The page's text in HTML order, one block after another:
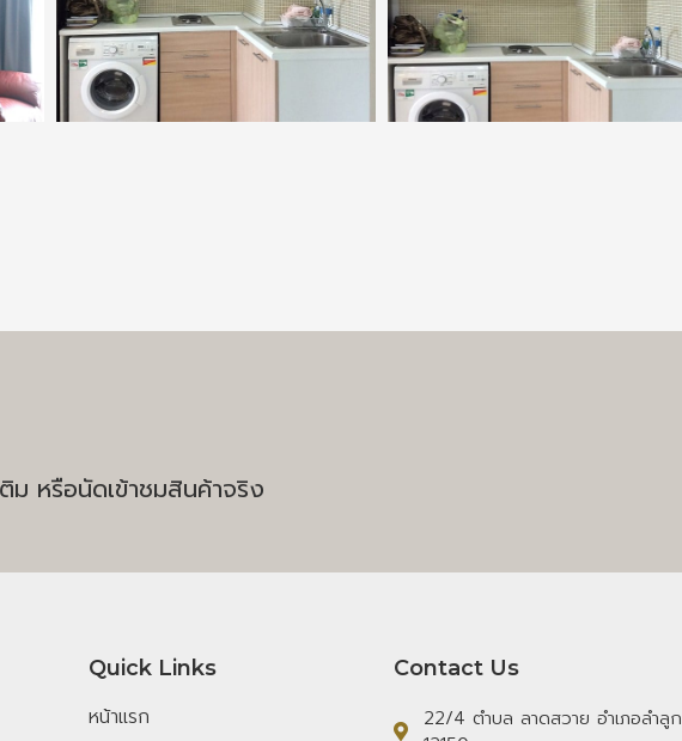
ม หรือนัดเข้าชมสินค้าจริง
Quick Links
หน้าแรก
Contact Us
22/4 ตำบล ลาดสวาย อำเภอลำลู